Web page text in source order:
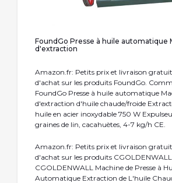
FoundGo Presse à huile automatique
d'extraction
Amazon.fr: Petits prix et livraison
d'achat sur les produits FoundGo.
FoundGo Presse à huile automatique
d'extraction d'huile chaude/froide
huile en acier inoxydable 750 W
graines de lin, cacahuètes, 4-7 kg/h CE.
Amazon.fr: Petits prix et livraison
d'achat sur les produits
CGOLDENWALL Machine de Presse à
Automatique Extraction de L'huile